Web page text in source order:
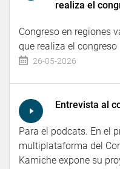
realiza el
Congreso en regiones
que realiza el congreso
26-05-2026
Entrevista al
Para el podcats. En el
multiplataforma del
Kamiche expone su